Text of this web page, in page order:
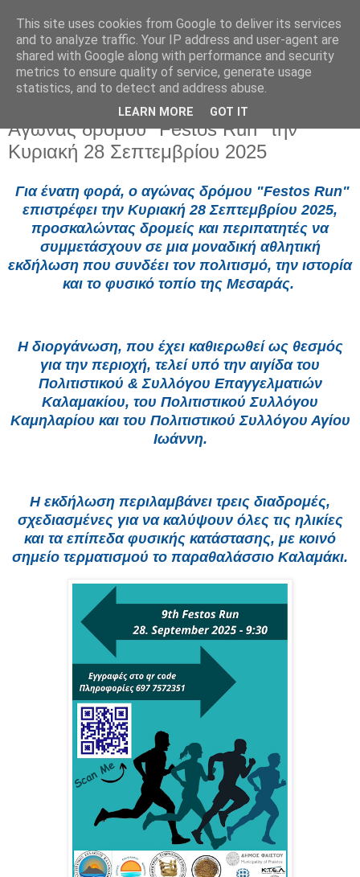
Τρίτη 2 Σεπτεμβρίου 2025
Αγώνας δρόμου "Festos Run" την
Κυριακή 28 Σεπτεμβρίου 2025
Για ένατη φορά, ο αγώνας δρόμου "Festos Run"
επιστρέφει την Κυριακή 28 Σεπτεμβρίου 2025,
προσκαλώντας δρομείς και περιπατητές να
συμμετάσχουν σε μια μοναδική αθλητική
εκδήλωση που συνδέει τον πολιτισμό, την ιστορία
και το φυσικό τοπίο της Μεσαράς.
Η διοργάνωση, που έχει καθιερωθεί ως θεσμός
για την περιοχή, τελεί υπό την αιγίδα του
Πολιτιστικού & Συλλόγου Επαγγελματιών
Καλαμακίου, του Πολιτιστικού Συλλόγου
Καμηλαρίου και του Πολιτιστικού Συλλόγου Αγίου
Ιωάννη.
Η εκδήλωση περιλαμβάνει τρεις διαδρομές,
σχεδιασμένες για να καλύψουν όλες τις ηλικίες
και τα επίπεδα φυσικής κατάστασης, με κοινό
σημείο τερματισμού το παραθαλάσσιο Καλαμάκι.
This site uses cookies from Google to deliver its services
and to analyze traffic. Your IP address and user-agent are
shared with Google along with performance and security
metrics to ensure quality of service, generate usage
statistics, and to detect and address abuse.
LEARN MORE GOT IT